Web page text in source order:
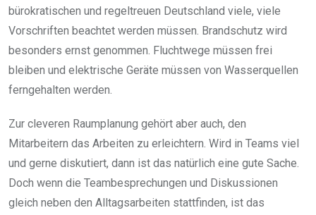
bürokratischen und regeltreuen Deutschland viele, viele
Vorschriften beachtet werden müssen. Brandschutz wird
besonders ernst genommen. Fluchtwege müssen frei
bleiben und elektrische Geräte müssen von Wasserquellen
ferngehalten werden.
Zur cleveren Raumplanung gehört aber auch, den
Mitarbeitern das Arbeiten zu erleichtern. Wird in Teams viel
und gerne diskutiert, dann ist das natürlich eine gute Sache.
Doch wenn die Teambesprechungen und Diskussionen
gleich neben den Alltagsarbeiten stattfinden, ist das